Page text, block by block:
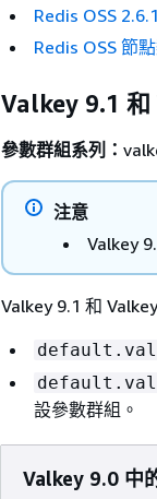
Redis OSS
Redis OSS 節
Valkey 9.1
參數群組系列：
注意
Valkey
Valkey 9.1 和
設參數群組。
Valkey 9.0 中